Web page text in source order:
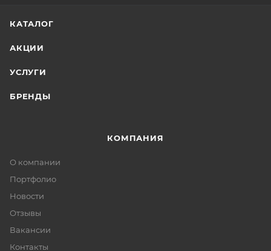
КАТАЛОГ
АКЦИИ
УСЛУГИ
БРЕНДЫ
КОМПАНИЯ
О компании
Портфолио
Новости
Отзывы
Вакансии
Контакты